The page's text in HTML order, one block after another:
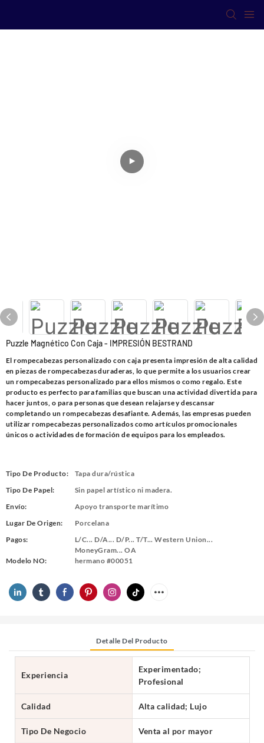
Puzzle Magnético Con Caja - IMPRESIÓN BESTRAND
El rompecabezas personalizado con caja presenta impresión de alta calidad
en piezas de rompecabezas duraderas, lo que permite a los usuarios crear
un rompecabezas personalizado para ellos mismos o como regalo. Este
producto es perfecto para familias que buscan una actividad divertida para
hacer juntos, o para personas que desean relajarse y descansar
completando un rompecabezas desafiante. Además, las empresas pueden
utilizar rompecabezas personalizados como artículos promocionales
únicos o actividades de formación de equipos para los empleados.
Tipo De Producto:
Tapa dura/rústica
Tipo De Papel:
Sin papel artístico ni madera.
Envío:
Apoyo transporte marítimo
Lugar De Origen:
Porcelana
Pagos:
L/C... D/A... D/P... T/T... Western Union...
MoneyGram... OA
Modelo NO:
hermano #00051
Detalle Del Producto
Experiencia
Experimentado;
Profesional
Calidad Alta calidad; Lujo
Tipo De Negocio Venta al por mayor